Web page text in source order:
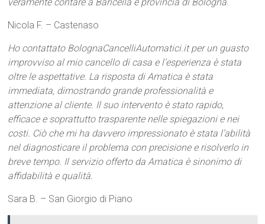
Nicola F. – Castenaso
Ho contattato BolognaCancelliAutomatici.it per un guasto
improvviso al mio cancello di casa e l’esperienza è stata
oltre le aspettative. La risposta di Amatica è stata
immediata, dimostrando grande professionalità e
attenzione al cliente. Il suo intervento è stato rapido,
efficace e soprattutto trasparente nelle spiegazioni e nei
costi. Ciò che mi ha davvero impressionato è stata l’abilità
nel diagnosticare il problema con precisione e risolverlo in
breve tempo. Il servizio offerto da Amatica è sinonimo di
affidabilità e qualità.
Sara B. – San Giorgio di Piano